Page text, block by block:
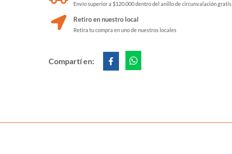
Envío superior a $120.000 dentro del anillo de circunvalación gratis
Retiro en nuestro local
Retira tu compra en uno de nuestros locales
Compartí en: